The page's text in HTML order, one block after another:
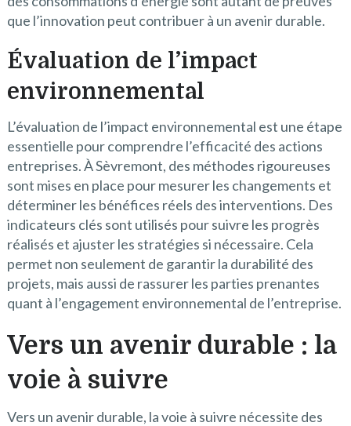
que l’innovation peut contribuer à un avenir durable.
Évaluation de l’impact
environnemental
L’évaluation de l’impact environnemental est une étape
essentielle pour comprendre l’efficacité des actions
entreprises. À Sèvremont, des méthodes rigoureuses
sont mises en place pour mesurer les changements et
déterminer les bénéfices réels des interventions. Des
indicateurs clés sont utilisés pour suivre les progrès
réalisés et ajuster les stratégies si nécessaire. Cela
permet non seulement de garantir la durabilité des
projets, mais aussi de rassurer les parties prenantes
quant à l’engagement environnemental de l’entreprise.
Vers un avenir durable : la
voie à suivre
Vers un avenir durable, la voie à suivre nécessite des